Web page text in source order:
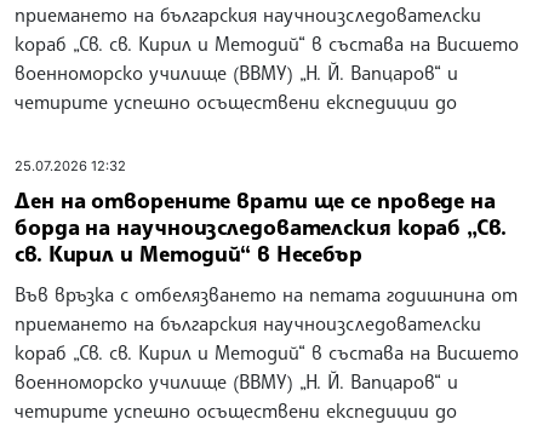
приемането на българския научноизследователски
кораб „Св. св. Кирил и Методий“ в състава на Висшето
военноморско училище (ВВМУ) „Н. Й. Вапцаров“ и
четирите успешно осъществени експедиции до
25.07.2026 12:32
Ден на отворените врати ще се проведе на
борда на научноизследователския кораб „Св.
св. Кирил и Методий“ в Несебър
Във връзка с отбелязването на петата годишнина от
приемането на българския научноизследователски
кораб „Св. св. Кирил и Методий“ в състава на Висшето
военноморско училище (ВВМУ) „Н. Й. Вапцаров“ и
четирите успешно осъществени експедиции до